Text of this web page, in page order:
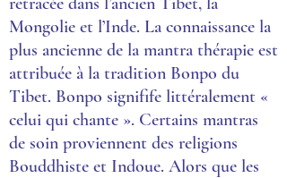
Mongolie et l’Inde. La connaissance la
plus ancienne de la mantra thérapie est
attribuée à la tradition Bonpo du
Tibet. Bonpo signifife littéralement «
celui qui chante ». Certains mantras
de soin proviennent des religions
Bouddhiste et Indoue. Alors que les